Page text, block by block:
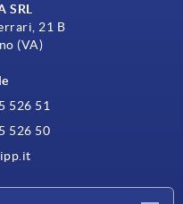
SRL
21 B
(VA)
526 51
526 50